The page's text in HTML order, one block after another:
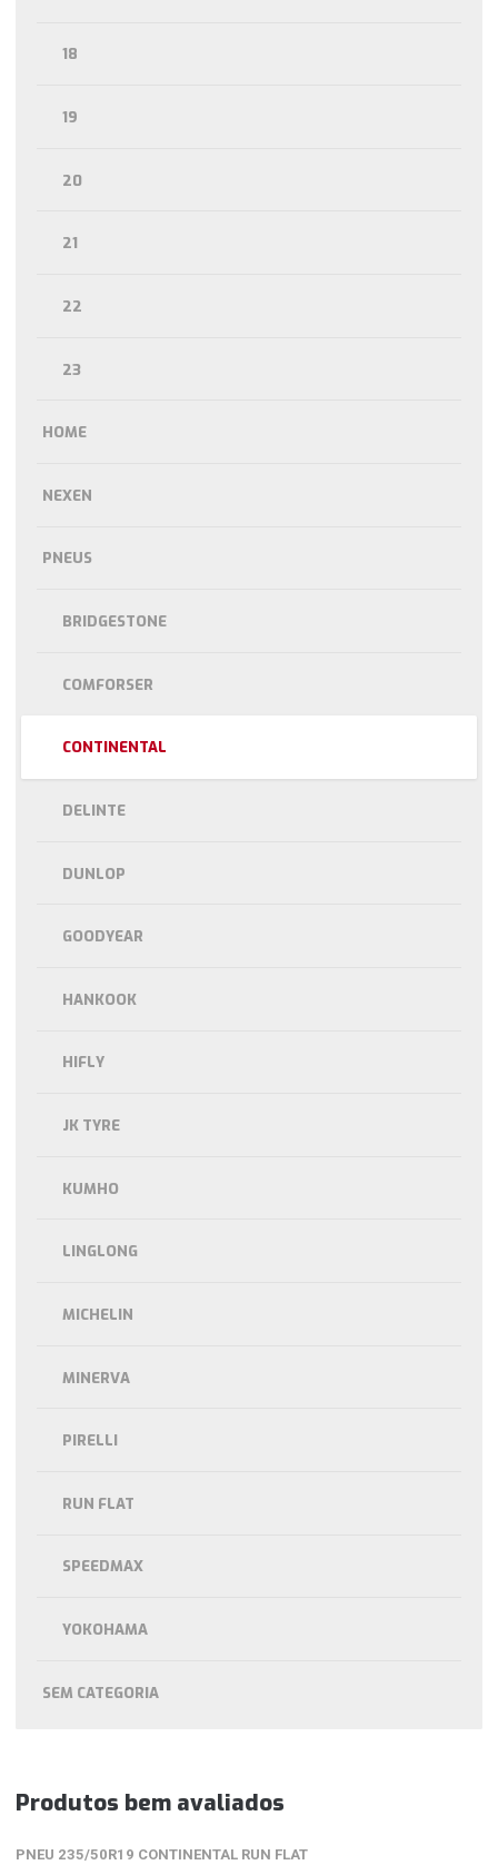
18
19
20
21
22
23
HOME
NEXEN
PNEUS
BRIDGESTONE
COMFORSER
CONTINENTAL
DELINTE
DUNLOP
GOODYEAR
HANKOOK
HIFLY
JK TYRE
KUMHO
LINGLONG
MICHELIN
MINERVA
PIRELLI
RUN FLAT
SPEEDMAX
YOKOHAMA
SEM CATEGORIA
Produtos bem avaliados
PNEU 235/50R19 CONTINENTAL RUN FLAT